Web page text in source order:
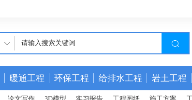
暖通工程 环保工程 给排水工程 岩土工程